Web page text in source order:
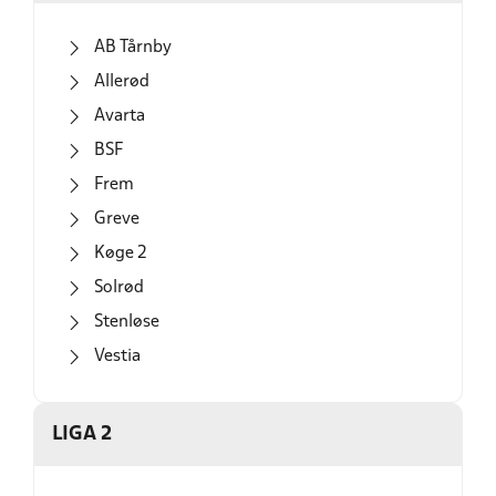
Én oprykkere fra hver LU Mester til Liga 3B
AB Tårnby
Allerød
Avarta
BSF
Frem
Greve
Køge 2
Solrød
Stenløse
Vestia
LIGA 2